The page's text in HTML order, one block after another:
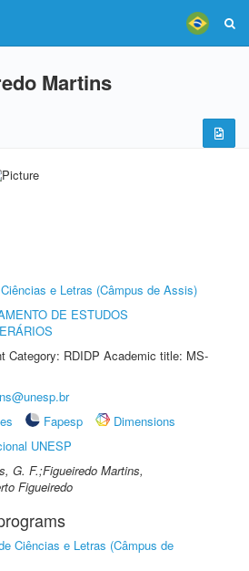
Martins
e Letras (Câmpus de Assis)
DE ESTUDOS
Category: RDIDP Academic title: MS-
Fapesp
Dimensions
UNESP
G. F.;Figueiredo Martins,
Figueiredo
Ciências e Letras (Câmpus de